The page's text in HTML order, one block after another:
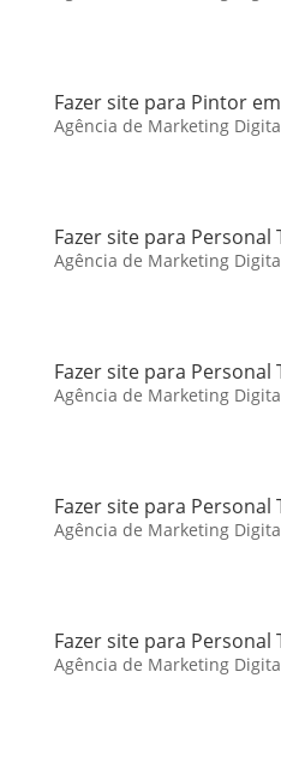
Fazer site para Pintor
Agência de Marketing
Fazer site para
Agência de Marketing
Fazer site para
Agência de Marketing
Fazer site para Personal
Agência de Marketing
Fazer site para Personal
Agência de Marketing